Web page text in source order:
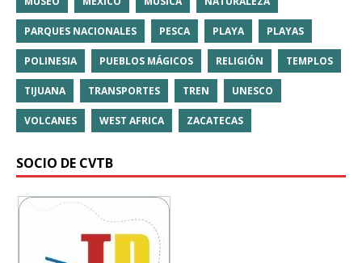
PARQUES NACIONALES PESCA PLAYA PLAYAS
POLINESIA PUEBLOS MÁGICOS RELIGIÓN TEMPLOS
TIJUANA TRANSPORTES TREN UNESCO
VOLCANES WEST AFRICA ZACATECAS
SOCIO DE CVTB